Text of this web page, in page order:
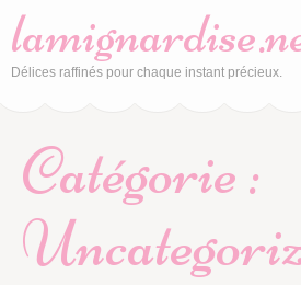
Délices raffinés pour chaque instant précieux.
Catégorie :